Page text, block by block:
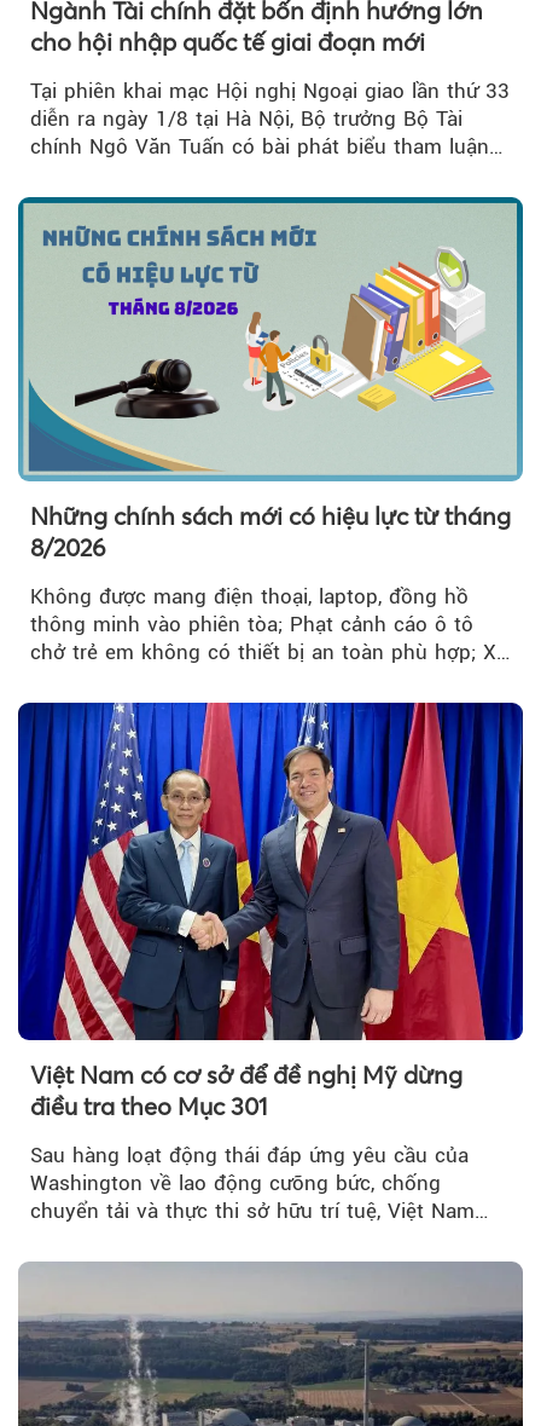
Ngành Tài chính đặt bốn định hướng lớn
cho hội nhập quốc tế giai đoạn mới
Tại phiên khai mạc Hội nghị Ngoại giao lần thứ 33
diễn ra ngày 1/8 tại Hà Nội, Bộ trưởng Bộ Tài
chính Ngô Văn Tuấn có bài phát biểu tham luận
Những chính sách mới có hiệu lực từ tháng
8/2026
Không được mang điện thoại, laptop, đồng hồ
thông minh vào phiên tòa; Phạt cảnh cáo ô tô
chở trẻ em không có thiết bị an toàn phù hợp; Xe
với Bộ Công an… là những chính sách mới có
hiệu lực từ tháng 8/2026.
Việt Nam có cơ sở để đề nghị Mỹ dừng
điều tra theo Mục 301
Sau hàng loạt động thái đáp ứng yêu cầu của
Washington về lao động cưỡng bức, chống
chuyển tải và thực thi sở hữu trí tuệ, Việt Nam